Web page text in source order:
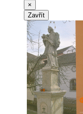
×
Zavřít